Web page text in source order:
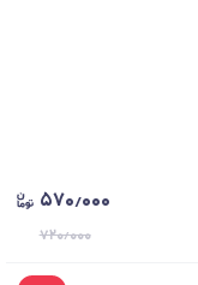
۵۷۰٫۰۰۰
۷۲۰٫۰۰۰